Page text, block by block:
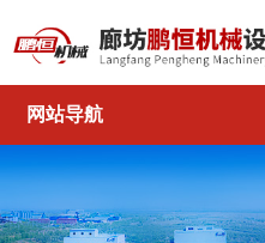
网站导航